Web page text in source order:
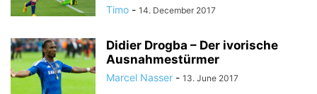
Timo - 14. December 2017
Didier Drogba – Der ivorische
Ausnahmestürmer
Marcel Nasser - 13. June 2017